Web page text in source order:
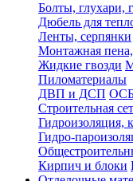
Болты, глухари,
Дюбель для
Ленты, серпянки
Монтажная
Жидкие гвозди
Пиломатериалы
ДВП и ДСП
Строительная
Гидроизоляция,
Гидро-
Кирпич и блоки